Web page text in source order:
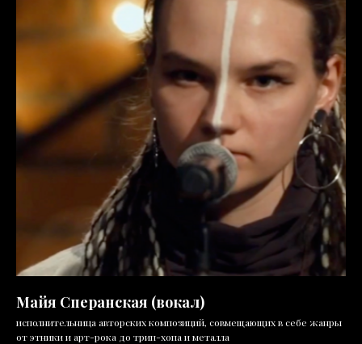
Майя Сперанская (вокал)
исполнительница авторских композиций, совмещающих в себе жанры
от этники и арт-рока до трип-хопа и металла